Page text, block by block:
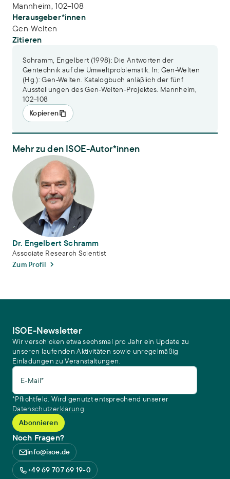
Mannheim, 102–108
Herausgeber*innen
Gen-Welten
Zitieren
Schramm, Engelbert (1998): Die Antworten der
Gentechnik auf die Umweltproblematik. In: Gen-Welten
(Hg.): Gen-Welten. Katalogbuch anläβlich der fünf
Ausstellungen des Gen-Welten-Projektes. Mannheim,
102–108
Kopieren
Mehr zu den ISOE-Autor*innen
Dr. Engelbert Schramm
Dr. Engelbert Schramm
Associate Research Scientist
Zum Profil
ISOE-Newsletter
Wir verschicken etwa sechsmal pro Jahr ein Update zu
unseren laufenden Aktivitäten sowie unregelmäßig
Einladungen zu Veranstaltungen.
E-Mail*
*Pflichtfeld. Wird genutzt entsprechend unserer
Datenschutzerklärung.
Noch Fragen?
info@isoe.de
+49 69 707 69 19-0